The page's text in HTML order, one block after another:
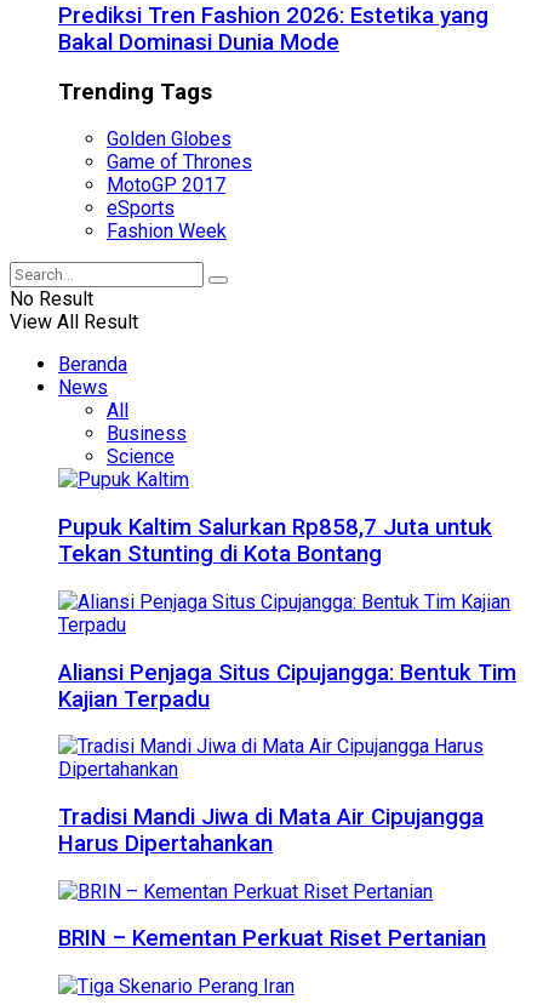
Prediksi Tren Fashion 2026: Estetika yang
Bakal Dominasi Dunia Mode
Trending Tags
Golden Globes
Game of Thrones
MotoGP 2017
eSports
Fashion Week
No Result
View All Result
Beranda
News
All
Business
Science
Pupuk Kaltim Salurkan Rp858,7 Juta untuk
Tekan Stunting di Kota Bontang
Aliansi Penjaga Situs Cipujangga: Bentuk Tim
Kajian Terpadu
Tradisi Mandi Jiwa di Mata Air Cipujangga
Harus Dipertahankan
BRIN – Kementan Perkuat Riset Pertanian